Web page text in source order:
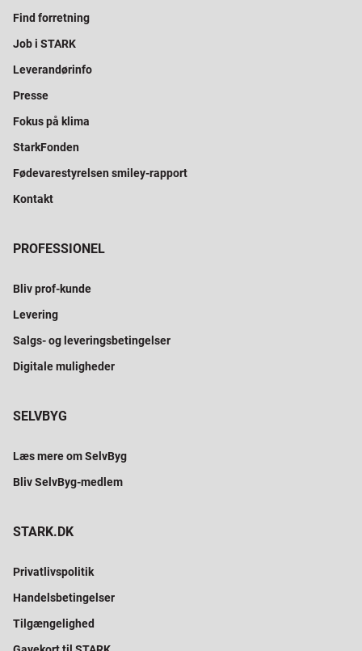
Find forretning
Job i STARK
Leverandørinfo
Presse
Fokus på klima
StarkFonden
Fødevarestyrelsen smiley-rapport
Kontakt
PROFESSIONEL
Bliv prof-kunde
Levering
Salgs- og leveringsbetingelser
Digitale muligheder
SELVBYG
Læs mere om SelvByg
Bliv SelvByg-medlem
STARK.DK
Privatlivspolitik
Handelsbetingelser
Tilgængelighed